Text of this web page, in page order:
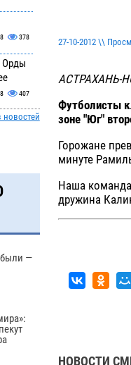
378
Орды
407
с
на
386
новостей
—
27-10-2012 \\
АСТРАХАНЬ-
Футболисты
зоне "Юг"
Горожане
минуте
Наша команда
дружина
НОВОСТИ